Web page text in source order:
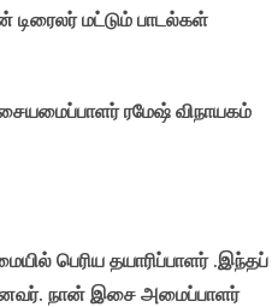
டிரைலர் மட்டும் பாடல்கள்
ரமேஷ் விநாயகம்
பெரிய தயாரிப்பாளர் .இந்தப்
நான் இசை அமைப்பாளர்